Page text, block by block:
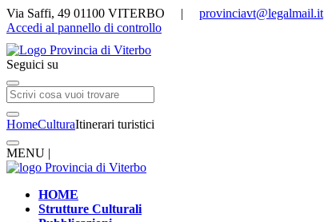
Via Saffi, 49 01100 VITERBO | provinciavt@legalmail.it
Accedi al pannello di controllo
Seguici su
HomeCulturaItinerari turistici
MENU |
HOME
Strutture Culturali